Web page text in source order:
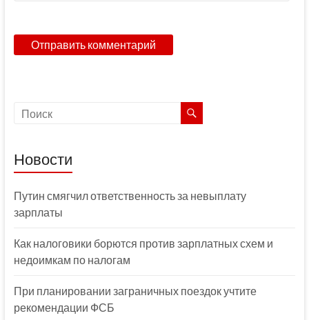
Новости
Путин смягчил ответственность за невыплату
зарплаты
Как налоговики борются против зарплатных схем и
недоимкам по налогам
При планировании заграничных поездок учтите
рекомендации ФСБ